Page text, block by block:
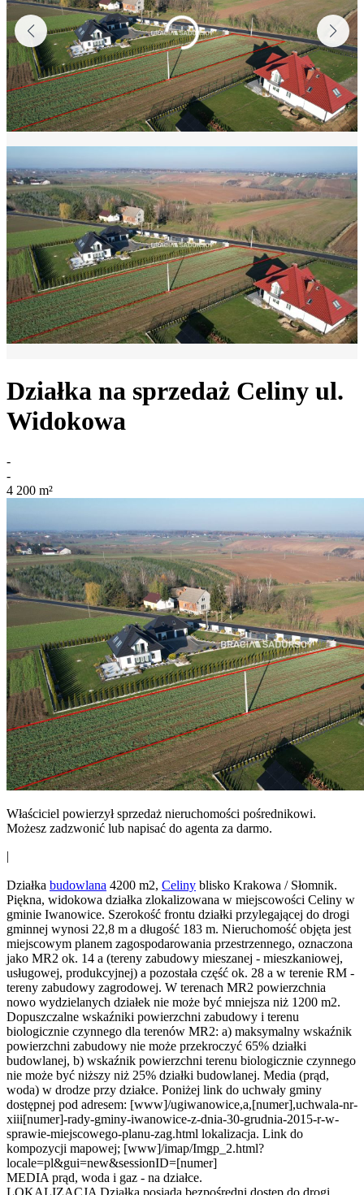
Działka na sprzedaż Celiny ul.
Widokowa
-
-
4 200 m²
Właściciel powierzył sprzedaż nieruchomości pośrednikowi.
Możesz zadzwonić lub napisać do agenta za darmo.
|
Działka budowlana 4200 m2, Celiny blisko Krakowa / Słomnik.
Piękna, widokowa działka zlokalizowana w miejscowości Celiny w
gminie Iwanowice. Szerokość frontu działki przylegającej do drogi
gminnej wynosi 22,8 m a długość 183 m. Nieruchomość objęta jest
miejscowym planem zagospodarowania przestrzennego, oznaczona
jako MR2 ok. 14 a (tereny zabudowy mieszanej - mieszkaniowej,
usługowej, produkcyjnej) a pozostała część ok. 28 a w terenie RM -
tereny zabudowy zagrodowej. W terenach MR2 powierzchnia
nowo wydzielanych działek nie może być mniejsza niż 1200 m2.
Dopuszczalne wskaźniki powierzchni zabudowy i terenu
biologicznie czynnego dla terenów MR2: a) maksymalny wskaźnik
powierzchni zabudowy nie może przekroczyć 65% działki
budowlanej, b) wskaźnik powierzchni terenu biologicznie czynnego
nie może być niższy niż 25% działki budowlanej. Media (prąd,
woda) w drodze przy działce. Poniżej link do uchwały gminy
dostępnej pod adresem: [www]/ugiwanowice,a,[numer],uchwala-nr-
xiii[numer]-rady-gminy-iwanowice-z-dnia-30-grudnia-2015-r-w-
sprawie-miejscowego-planu-zag.html lokalizacja. Link do
kompozycji mapowej; [www]/imap/Imgp_2.html?
locale=pl&gui=new&sessionID=[numer]
MEDIA prąd, woda i gaz - na działce.
LOKALIZACJA Działka posiada bezpośredni dostęp do drogi